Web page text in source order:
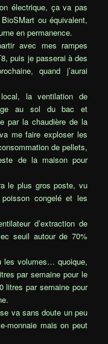
électrique, ça va pas
ou équivalent,
en permanence.
avec mes rampes
puis je passerai à des
quand j’aurai
la ventilation de
au sol du bac et
par la chaudière de la
me faire exploser les
de pellets,
de la maison pour
le plus gros poste, vu
congelé et les
d’extraction de
seuil autour de 70%
les volumes… quoique,
par semaine pour le
litres par semaine pour
va sans doute un peu
monnaie mais on peut